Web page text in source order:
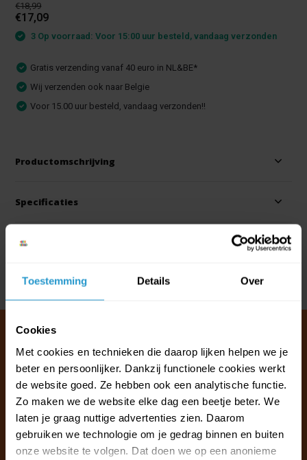
Toestemming Details Over
Cookies
Met cookies en technieken die daarop lijken helpen we je
beter en persoonlijker. Dankzij functionele cookies werkt
de website goed. Ze hebben ook een analytische functie.
Zo maken we de website elke dag een beetje beter. We
laten je graag nuttige advertenties zien. Daarom
gebruiken we technologie om je gedrag binnen en buiten
onze website te volgen. Dat doen we op een anonieme
€18,99
€17,09
3 Op voorraad: Voor 15:00 uur besteld, vandaag verzonden
Gratis verzending vanaf 40 euro in NL&BE*
Wij verzenden ook naar Belgie
Voor 15.00 uur besteld, vandaag verzonden!!
Productomschrijving
Specificaties
Reviews
Delen
Klantenservice & FAQ
Wij staan voor u klaar.
Ma t/m vr van 09:30 - 16:00 telefonisch
+31 (0)13 785 62 41